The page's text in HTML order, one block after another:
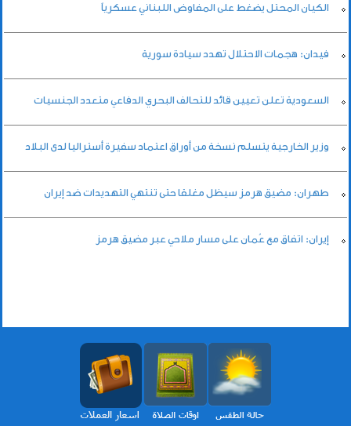
الكيان المحتل يضغط على المفاوض اللبناني عسكرياً
فيدان: هجمات الاحتلال تهدد سيادة سورية
السعودية تعلن تعيين قائد للتحالف البحري الدفاعي متعدد الجنسيات
وزير الخارجية يتسلم نسخة من أوراق اعتماد سفيرة أستراليا لدى البلاد
طهران: مضيق هرمز سيظل مغلقا حتى تنتهي التهديدات ضد إيران
إيران: اتفاق مع عُمان على مسار ملاحي عبر مضيق هرمز